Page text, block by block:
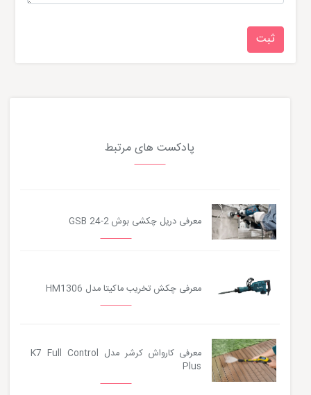
پادکست های مرتبط
معرفی دریل چکشی بوش GSB 24-2
معرفی چکش تخریب ماکیتا مدل HM1306
معرفی کارواش کرشر مدل K7 Full Control
Plus